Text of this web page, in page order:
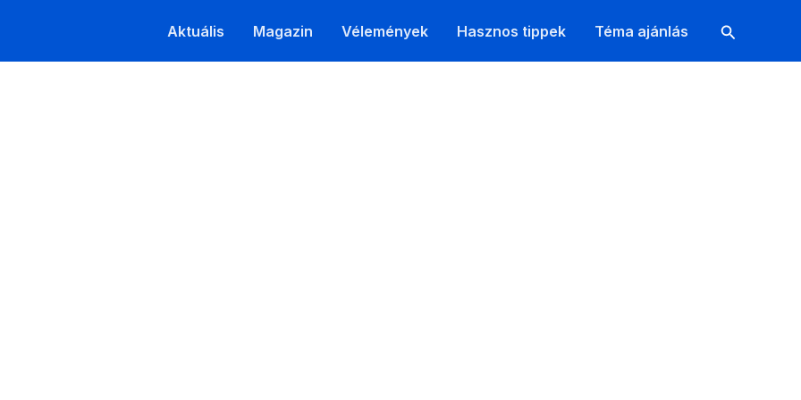
Aktuális Magazin Vélemények Hasznos tippek Téma ajánlás Search